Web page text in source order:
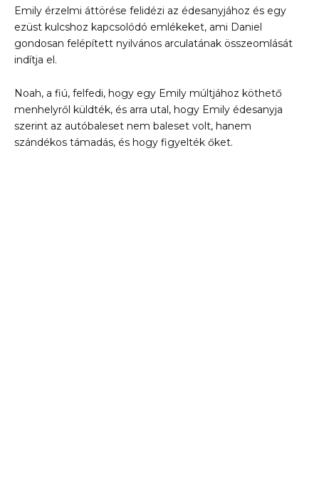
Emily érzelmi áttörése felidézi az édesanyjához és egy
ezüst kulcshoz kapcsolódó emlékeket, ami Daniel
gondosan felépített nyilvános arculatának összeomlását
indítja el.
Noah, a fiú, felfedi, hogy egy Emily múltjához köthető
menhelyről küldték, és arra utal, hogy Emily édesanyja
szerint az autóbaleset nem baleset volt, hanem
szándékos támadás, és hogy figyelték őket.